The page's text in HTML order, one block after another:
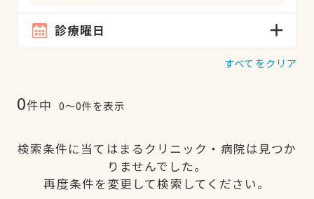
診療曜日
すべてをクリア
0件中 0〜0件を表示
検索条件に当てはまるクリニック・病院は見つか
りませんでした。
再度条件を変更して検索してください。